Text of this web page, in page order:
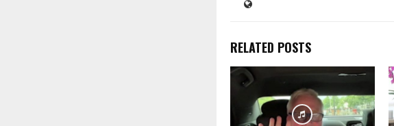
RELATED POSTS